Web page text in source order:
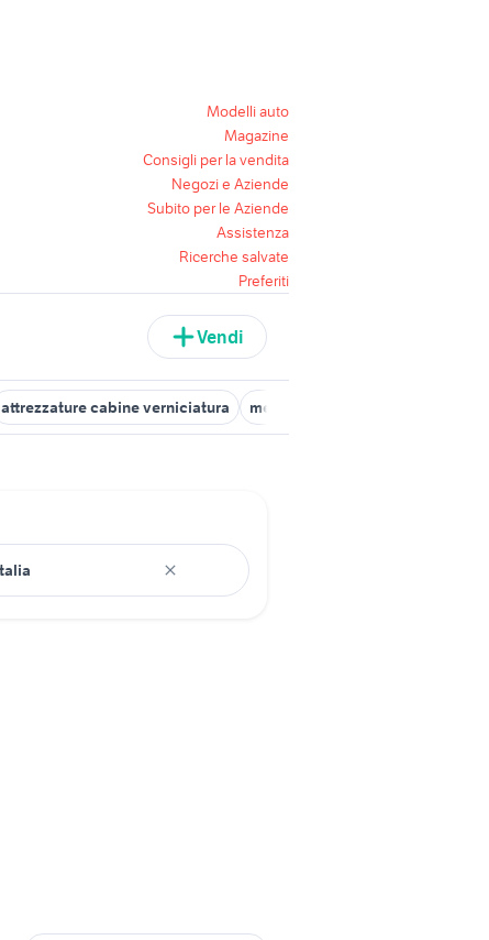
Modelli auto
Magazine
Consigli per la vendita
Negozi e Aziende
Subito per le Aziende
Assistenza
Ricerche salvate
Preferiti
Vendi
attrezzature cabine verniciatura mercatino attrezzi usati milano